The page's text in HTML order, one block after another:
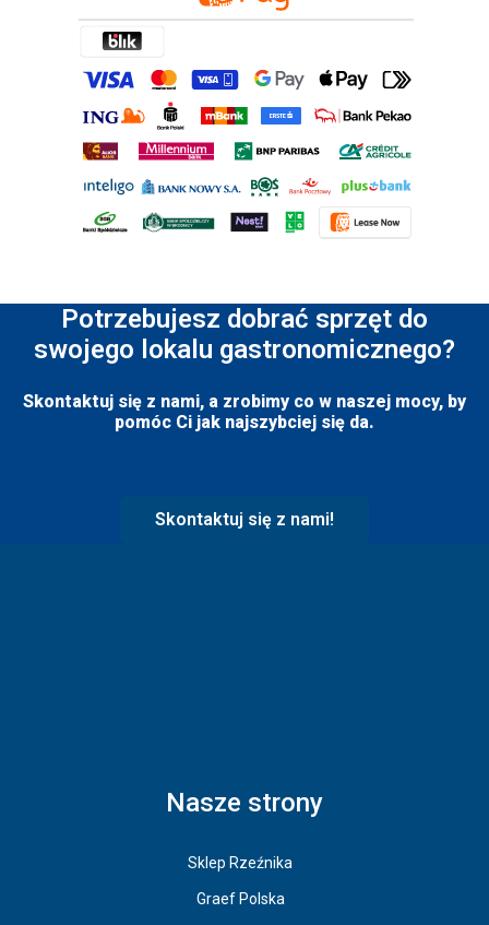
Potrzebujesz dobrać sprzęt do
swojego lokalu gastronomicznego?
Skontaktuj się z nami, a zrobimy co w naszej mocy, by
pomóc Ci jak najszybciej się da.
Skontaktuj się z nami!
Nasze strony
Sklep Rzeźnika
Graef Polska